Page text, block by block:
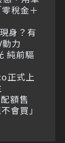
稅金＋
身？有
力
純前驅
正式上
額售
會買」